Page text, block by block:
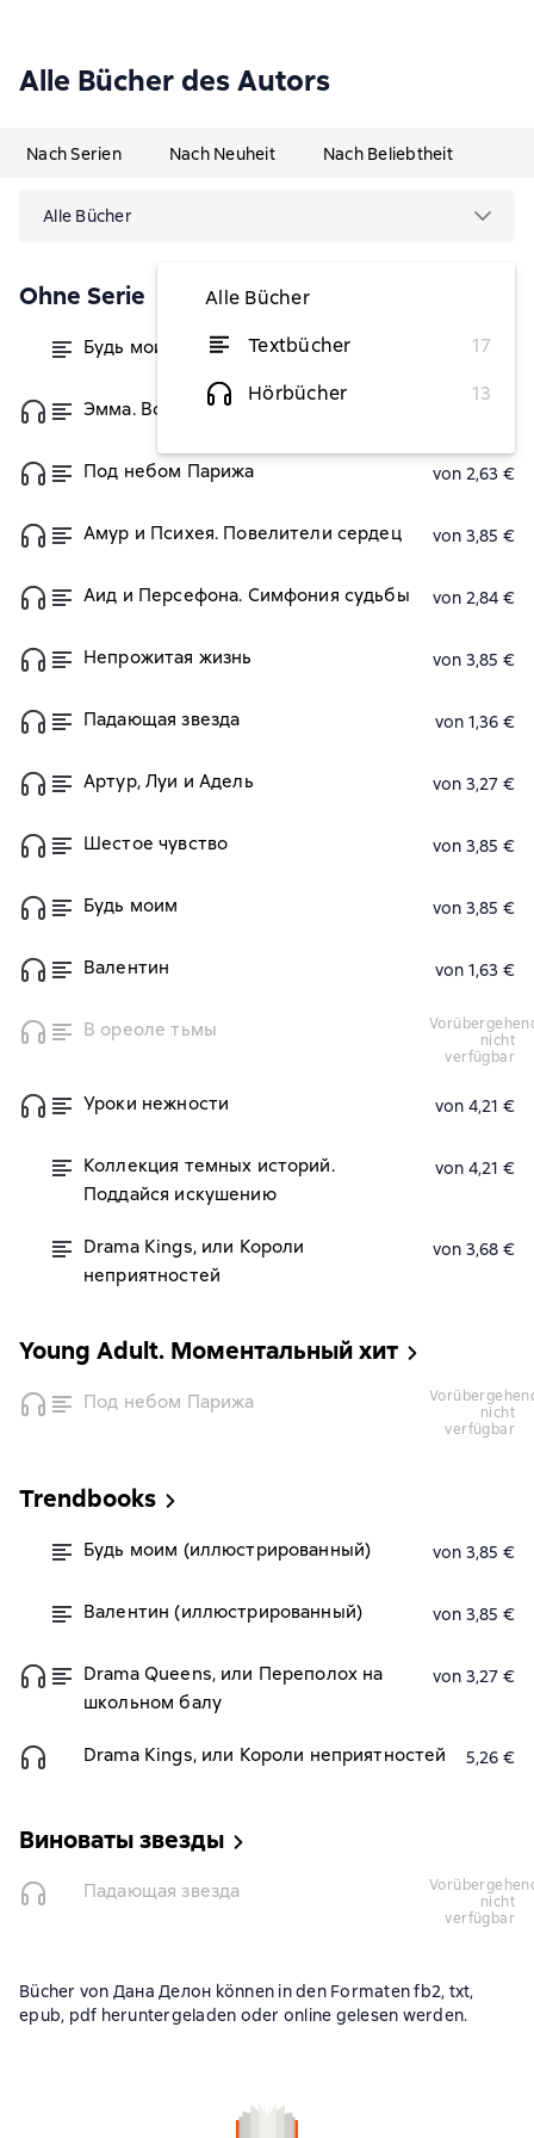
Alle Bücher des Autors
Nach Serien Nach Neuheit Nach Beliebtheit
Alle Bücher
Alle Bücher
Textbücher
17
Hörbücher
13
Ohne Serie
Будь моим, Валентин von 9,49 €
Эмма. Восьмое чудо света
Под небом Парижа von 2,63 €
Амур и Психея. Повелители сердец von 3,85 €
Аид и Персефона. Симфония судьбы von 2,84 €
Непрожитая жизнь von 3,85 €
Падающая звезда von 1,36 €
Артур, Луи и Адель von 3,27 €
Шестое чувство von 3,85 €
Будь моим von 3,85 €
Валентин von 1,63 €
В ореоле тьмы
vorübergehend
nicht
verfügbar
Уроки нежности von 4,21 €
Коллекция темных историй.
Поддайся искушению
von 4,21 €
Drama Kings, или Короли
неприятностей
von 3,68 €
Young Аdult. Моментальный хит
Под небом Парижа
vorübergehend
nicht
verfügbar
Trendbooks
Будь моим (иллюстрированный) von 3,85 €
Валентин (иллюстрированный) von 3,85 €
Drama Queens, или Переполох на
школьном балу
von 3,27 €
Drama Kings, или Короли неприятностей 5,26 €
Виноваты звезды
Падающая звезда
vorübergehend
nicht
verfügbar
Bücher von Дана Делон können in den Formaten fb2, txt,
epub, pdf heruntergeladen oder online gelesen werden.